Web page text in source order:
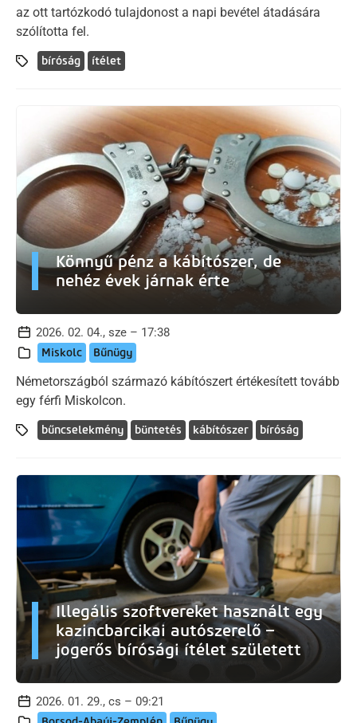
az ott tartózkodó tulajdonost a napi bevétel átadására
szólította fel.
bíróság ítélet
Könnyű pénz a kábítószer, de
nehéz évek járnak érte
2026. 02. 04., sze – 17:38
Miskolc Bűnügy
Németországból származó kábítószert értékesített tovább
egy férfi Miskolcon.
bűncselekmény büntetés kábítószer bíróság
Illegális szoftvereket használt egy
kazincbarcikai autószerelő –
jogerős bírósági ítélet született
2026. 01. 29., cs – 09:21